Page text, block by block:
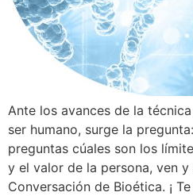
Ante los avances de la
ser humano, surge la
preguntas cúales son los
y el valor de la persona, ven
Conversación de Bioética. ¡